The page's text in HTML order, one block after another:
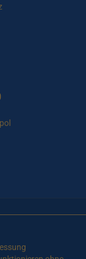
vorbehalten
RESORTS